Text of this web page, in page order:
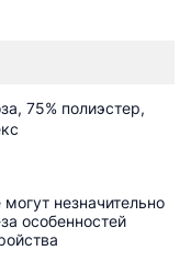
75% полиэстер,
незначительно
особенностей